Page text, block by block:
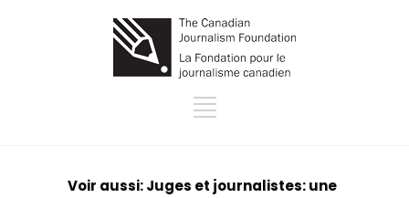
Voir aussi:Juges et journalistes: une